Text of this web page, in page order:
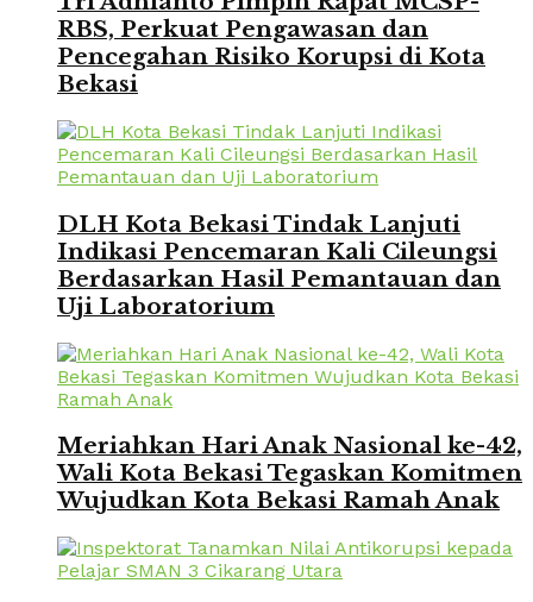
RBS, Perkuat Pengawasan dan
Pencegahan Risiko Korupsi di Kota
Bekasi
DLH Kota Bekasi Tindak Lanjuti
Indikasi Pencemaran Kali Cileungsi
Berdasarkan Hasil Pemantauan dan
Uji Laboratorium
Meriahkan Hari Anak Nasional ke-42,
Wali Kota Bekasi Tegaskan Komitmen
Wujudkan Kota Bekasi Ramah Anak